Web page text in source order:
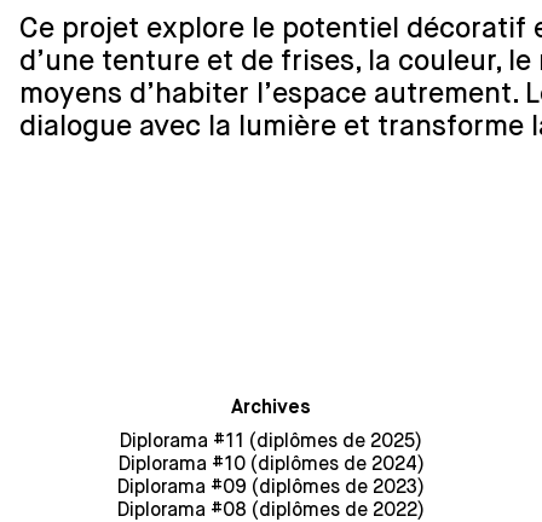
Ce projet explore le potentiel décoratif
d’une tenture et de frises, la couleur,
moyens d’habiter l’espace
dialogue avec la lumière et transforme
Archives
Diplorama #11 (diplômes de 2025)
Diplorama #10 (diplômes de 2024)
Diplorama #09 (diplômes de 2023)
Diplorama #08 (diplômes de 2022)